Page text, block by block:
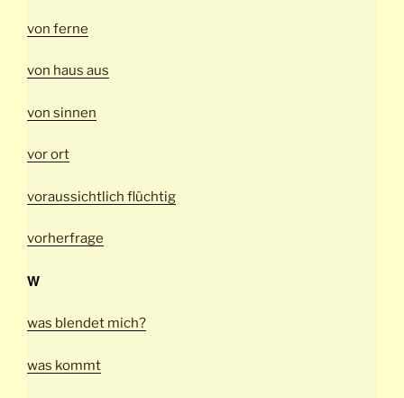
von ferne
von haus aus
von sinnen
vor ort
voraussichtlich flüchtig
vorherfrage
W
was blendet mich?
was kommt